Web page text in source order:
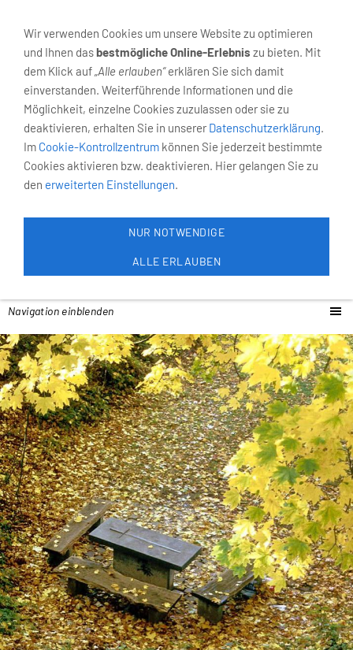
Navigation einblenden
Wir verwenden Cookies um unsere Website zu optimieren
und Ihnen dasbestmögliche Online-Erlebnis zu bieten. Mit
dem Klick auf„Alle erlauben“erklären Sie sich damit
einverstanden. Weiterführende Informationen und die
Möglichkeit, einzelne Cookies zuzulassen oder sie zu
deaktivieren, erhalten Sie in unserer Datenschutzerklärung.
Im Cookie-Kontrollzentrum können Sie jederzeit bestimmte
Cookies aktivieren bzw. deaktivieren. Hier gelangen Sie zu
den erweiterten Einstellungen.
NUR NOTWENDIGE
ALLE ERLAUBEN